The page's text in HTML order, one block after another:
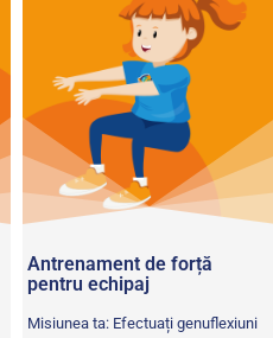
Antrenament de forță
pentru echipaj
Misiunea ta: Efectuați genuflexiuni